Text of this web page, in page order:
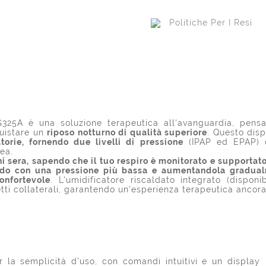
Politiche Per I Resi
è una soluzione terapeutica all'avanguardia,
un riposo notturno di qualità superiore. Questo
fornendo due livelli di pressione (IPAP ed
sera, sapendo che il tuo respiro è monitorato e
con una pressione più bassa e aumentandola
. L'umidificatore riscaldato integrato
collaterali, garantendo un'esperienza terapeutica
la semplicità d'uso, con comandi intuitivi e un display